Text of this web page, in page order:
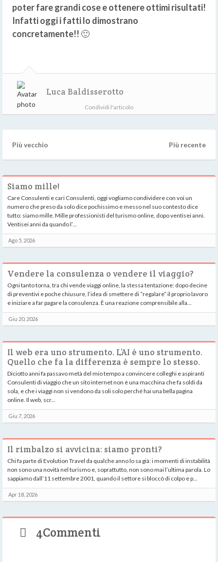
poter fare grandi cose e ottenere ottimi risultati!
Infatti oggi i fatti lo dimostrano
concretamente!! 🙂
Luca Baldisserotto
Condividi l'articolo
Più vecchio Più recente
Siamo mille!
Care Consulenti e cari Consulenti, oggi vogliamo condividere con voi un
numero che preso da solo dice pochissimo e messo nel suo contesto dice
tutto: siamo mille. Mille professionisti del turismo online, dopo ventisei anni.
Ventisei anni da quando l’...
Ago 5, 2026
Vendere la consulenza o vendere il viaggio?
Ogni tanto torna, tra chi vende viaggi online, la stessa tentazione: dopo decine
di preventivi e poche chiusure, l’idea di smettere di “regalare” il proprio lavoro
e iniziare a far pagare la consulenza. È una reazione comprensibile alla...
Giu 20, 2026
Il web era uno strumento. L’AI è uno strumento.
Quello che fa la differenza è sempre lo stesso.
Diciotto anni fa passavo metà del mio tempo a convincere colleghi e aspiranti
Consulenti di viaggio che un sito internet non è una macchina che fa soldi da
sola, e che i viaggi non si vendono da soli solo perché hai una bella pagina
online. Il web, scr...
Giu 7, 2026
Il rimbalzo si avvicina: siamo pronti?
Chi fa parte di Evolution Travel da qualche anno lo sa già: i momenti di instabilità
non sono una novità nel turismo e, soprattutto, non sono mai l’ultima parola. Lo
sappiamo dall’11 settembre 2001, quando il settore si bloccò di colpo e p...
Apr 18, 2026
4Commenti